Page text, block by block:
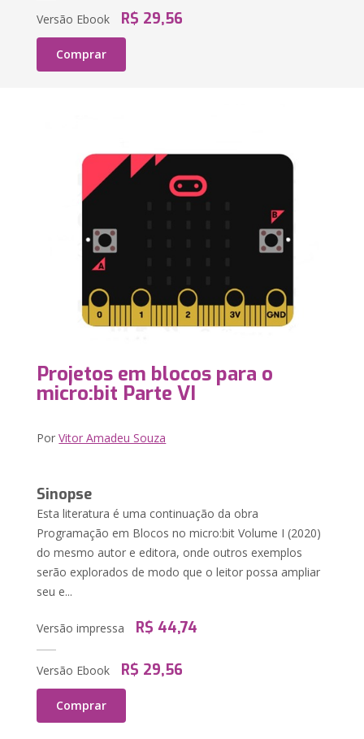
Versão Ebook R$ 29,56
Comprar
Projetos em blocos para o
micro:bit Parte VI
PorVitor Amadeu Souza
Sinopse
Esta literatura é uma continuação da obra
Programação em Blocos no micro:bit Volume I (2020)
do mesmo autor e editora, onde outros exemplos
serão explorados de modo que o leitor possa ampliar
seu e...
Versão impressa R$ 44,74
Versão Ebook R$ 29,56
Comprar